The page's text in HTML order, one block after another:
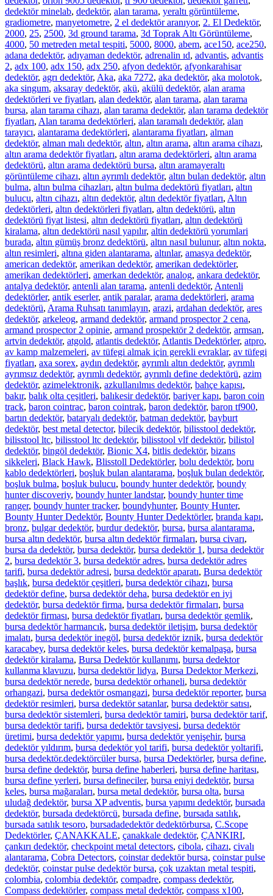
dedektör minelab, dedektör, alan tarama, yeraltı görüntüleme,
gradiometre, manyetometre, 2 el dedektör aranıyor, 2. El Dedektör,
2000, 25, 2500, 3d ground tarama, 3d Toprak Altı Görüntüleme,
4000, 50 metreden metal tespiti, 5000, 8000, abem, ace150, ace250,
adana dedektör, adıyaman dedektör, adrenalin ıd, advantis, advantis
2, adx 100, adx 150, adx 250, afyon dedektör, afyonkarahisar
dedektör, agrı dedektör, Aka, aka 7272, aka dedektör, aka molotok,
aka singum, aksaray dedektör, akü, akülü dedektör, alan arama
dedektörleri ve fiyatları, alan dedektör, alan tarama, alan tarama
bursa, alan tarama cihazı, alan tarama dedektör, alan tarama dedektör
fiyatları, Alan tarama dedektörleri, alan taramalı dedektör, alan
tarayıcı, alantarama dedektörleri, alantarama fiyatları, alman
dedektör, alman malı dedektör, altın, altın arama, altın arama cihazı,
altın arama dedektör fiyatları, altın arama dedektörleri, altın arama
dedektörü, altın arama dedektörü bursa, altın aramayeraltı
görüntüleme cihazı, altın ayrımlı dedektör, altın bulan dedektör, altın
bulma, altın bulma cihazları, altın bulma dedektörü fiyatları, altın
bulucu, altın cihazı, altın dedektör, altın dedektör fiyatları, Altın
dedektörleri, altın dedektörleri fiyatları, altın dedektörü, altın
dedektörü fiyat listesi, altın dedektörü fiyatları, altın dedektörü
kiralama, altın dedektörü nasıl yapılır, altin dedektörü yorumlari
burada, altın gümüş bronz dedektörü, altın nasıl bulunur, altın nokta,
altın resimleri, altına giden alantarama, altınlar, amasya dedektör,
american dedektör, amerikan dedektör, amerikan dedektörler,
amerikan dedektörleri, amerkan dedektör, analog, ankara dedektör,
antalya dedektör, antenli alan tarama, antenli dedektör, Antenli
dedektörler, antik eserler, antik paralar, arama dedektörleri, arama
dedektörü, Arama Ruhsatı tanımlayın, arazi, ardahan dedektör, ares
dedektör, arkeleog, armand dedektör, armand prospector 2 cena,
armand prospector 2 opinie, armand prospektör 2 dedektör, armsan,
artvin dedektör, atgold, atlantis dedektör, Atlantis Dedektörler, atpro,
av kamp malzemeleri, av tüfegi almak için gerekli evraklar, av tüfegi
fiyatları, axa sorex, aydın dedektör, ayrımlı altın dedektör, ayrımlı
ayrımsız dedektör, ayrımlı dedektör, ayrımlı define dedektörü, azim
dedektör, azimelektronik, azkullanılmıs dedektör, bahçe kapısı,
bakır, balık olta çeşitleri, balıkesir dedektör, bariyer kapı, baron coin
track, baron cointrac, baron cointrak, baron dedektör, baron tf900,
bartın dedektör, bataryalı dedektör, batman dedektör, bayburt
dedektör, best metal detector, bilecik dedektör, bilisstool dedektör,
bilisstool ltc, bilisstool ltc dedektör, bilisstool vlf dedektör, bilistol
dedektör, bingöl dedektör, Bionic X4, bitlis dedektör, bizans
sikkeleri, Black Hawk, Blisstoll Dedektörler, bolu dedektör, boru
kablo dedektörleri, boşluk bulan alantarama, boşluk bulan dedektör,
boşluk bulma, boşluk bulucu, boundy hunter dedektör, boundy
hunter discoveriy, boundy hunter landstar, boundy hunter time
ranger, boundy hunter tracker, boundyhunter, Bounty Hunter,
Bounty Hunter Dedektör, Bounty Hunter Dedektörler, branda kapı,
bronz, bulgar dedektör, burdur dedektör, bursa, bursa alantarama,
bursa altın dedektör, bursa altın dedektör firmaları, bursa civarı,
bursa da dedektör, bursa dedektör, bursa dedektör 1 , bursa dedektör
2, bursa dedektör 3, bursa dedektör adres, bursa dedektör adres
tarifi, bursa dedektör adresi, bursa dedektör aparatı, Bursa dedektör
başlık, bursa dedektör çeşitleri, bursa dedektör cihazı, bursa
dedektör define, bursa dedektör deha, bursa dedektör en iyi
dedektör, bursa dedektör firma, bursa dedektör firmaları, bursa
dedektör firması, bursa dedektör fiyatları, bursa dedektör gemlik,
bursa dedektör harmancık, bursa dedektör iletişim, bursa dedektör
imalatı, bursa dedektör inegöl, bursa dedektör iznik, bursa dedektör
karacabey, bursa dedektör keles, bursa dedektör kemalpaşa, bursa
dedektör kiralama, Bursa Dedektör kullanımı, bursa dedektor
kullanma klavuzu, bursa dedektör lidya, Bursa Dedektor Merkezi,
bursa dedektör nerede, bursa dedektör orhaneli, bursa dedektör
orhangazi, bursa dedektör osmangazi, bursa dedektör reporter, bursa
dedektör resimleri, bursa dedektör satanlar, bursa dedektör satısı,
bursa dedektör sistemleri, bursa dedektör tamiri, bursa dedektör tarif,
bursa dedektör tarifi, bursa dedektör tavsiyesi, bursa dedektör
üretimi, bursa dedektör yapımı, bursa dedektör yenişehir, bursa
dedektör yıldırım, bursa dedektör yol tarifi, bursa dedektör yoltarifi,
bursa dedektör.dedektörcüler bursa, bursa Dedektörler, bursa define,
bursa define dedektör, bursa define haberleri, bursa define haritası,
bursa define yerleri, bursa defineciler, bursa eniyi dedektör, bursa
keles, bursa mağaraları, bursa metal dedektör, bursa olta, bursa
uludağ dedektör, bursa XP adventis, bursa yapımı dedektör, bursada
dedektör, bursada dedektörcü, bursada define, bursada satılık,
bursada satılık tesoro, bursadadedektör dedektörbursa, C.Scope
Dedektörler, ÇANAKKALE, çanakkale dedektör, ÇANKIRI,
çankırı dedektör, checkpoint metal detectors, cibola, cihazı, civalı
alantarama, Cobra Detectors, coinstar dedektör bursa, coinstar pulse
dedektör, coinstar pulse dedektör bursa, çok uzaktan metal tespiti,
colombia, colombia dedektör, compadre, compass dedektör,
Compass dedektörler, compass metal dedektör, compass x100,